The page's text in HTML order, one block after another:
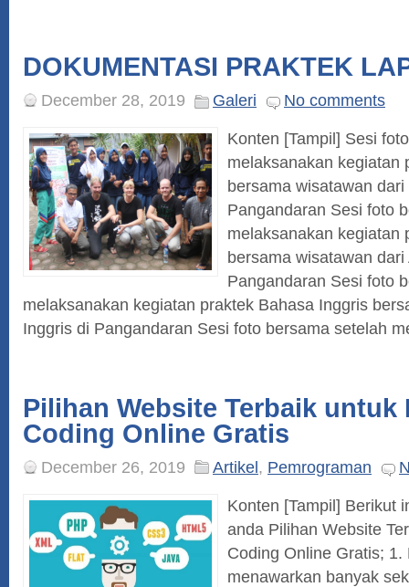
DOKUMENTASI PRAKTEK
December 28, 2019 Galeri
No comments
Konten [Tampil] Sesi
melaksanakan kegiatan
bersama wisatawan
Pangandaran Sesi foto
melaksanakan kegiatan
bersama wisatawan
Pangandaran Sesi foto
melaksanakan kegiatan praktek Bahasa Inggris
Inggris di Pangandaran Sesi foto bersama setelah
Pilihan Website Terbaik untuk
Coding Online Gratis
December 26, 2019 Artikel, Pemrograman
Konten [Tampil] Berikut
anda Pilihan Website
Coding Online Gratis;
menawarkan banyak